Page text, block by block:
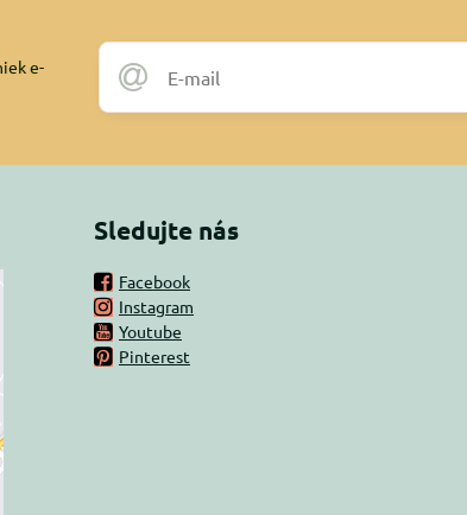
e-
Sledujte nás
Facebook
Instagram
Youtube
Pinterest